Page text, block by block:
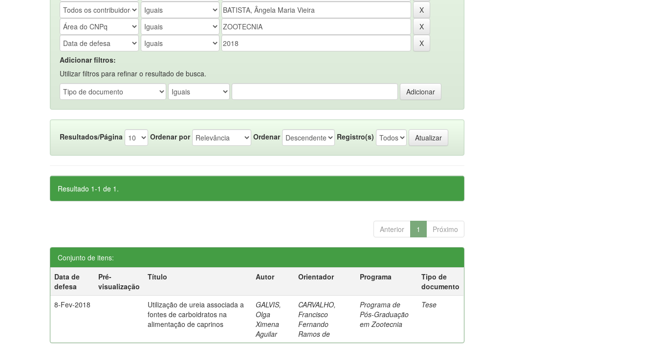
Adicionar filtros:
Utilizar filtros para refinar o resultado de busca.
Resultados/Página Ordenar por Ordenar Registro(s)
Resultado 1-1 de 1.
Anterior 1 Próximo
Conjunto de itens:
Data de
defesa
Pré-
visualização
Título Autor Orientador Programa
Tipo de
documento
8-Fev-2018
Utilização de ureia associada a
fontes de carboidratos na
alimentação de caprinos
GALVIS,
Olga
Ximena
Aguilar
CARVALHO,
Francisco
Fernando
Ramos de
Programa de
Pós-Graduação
em Zootecnia
Tese